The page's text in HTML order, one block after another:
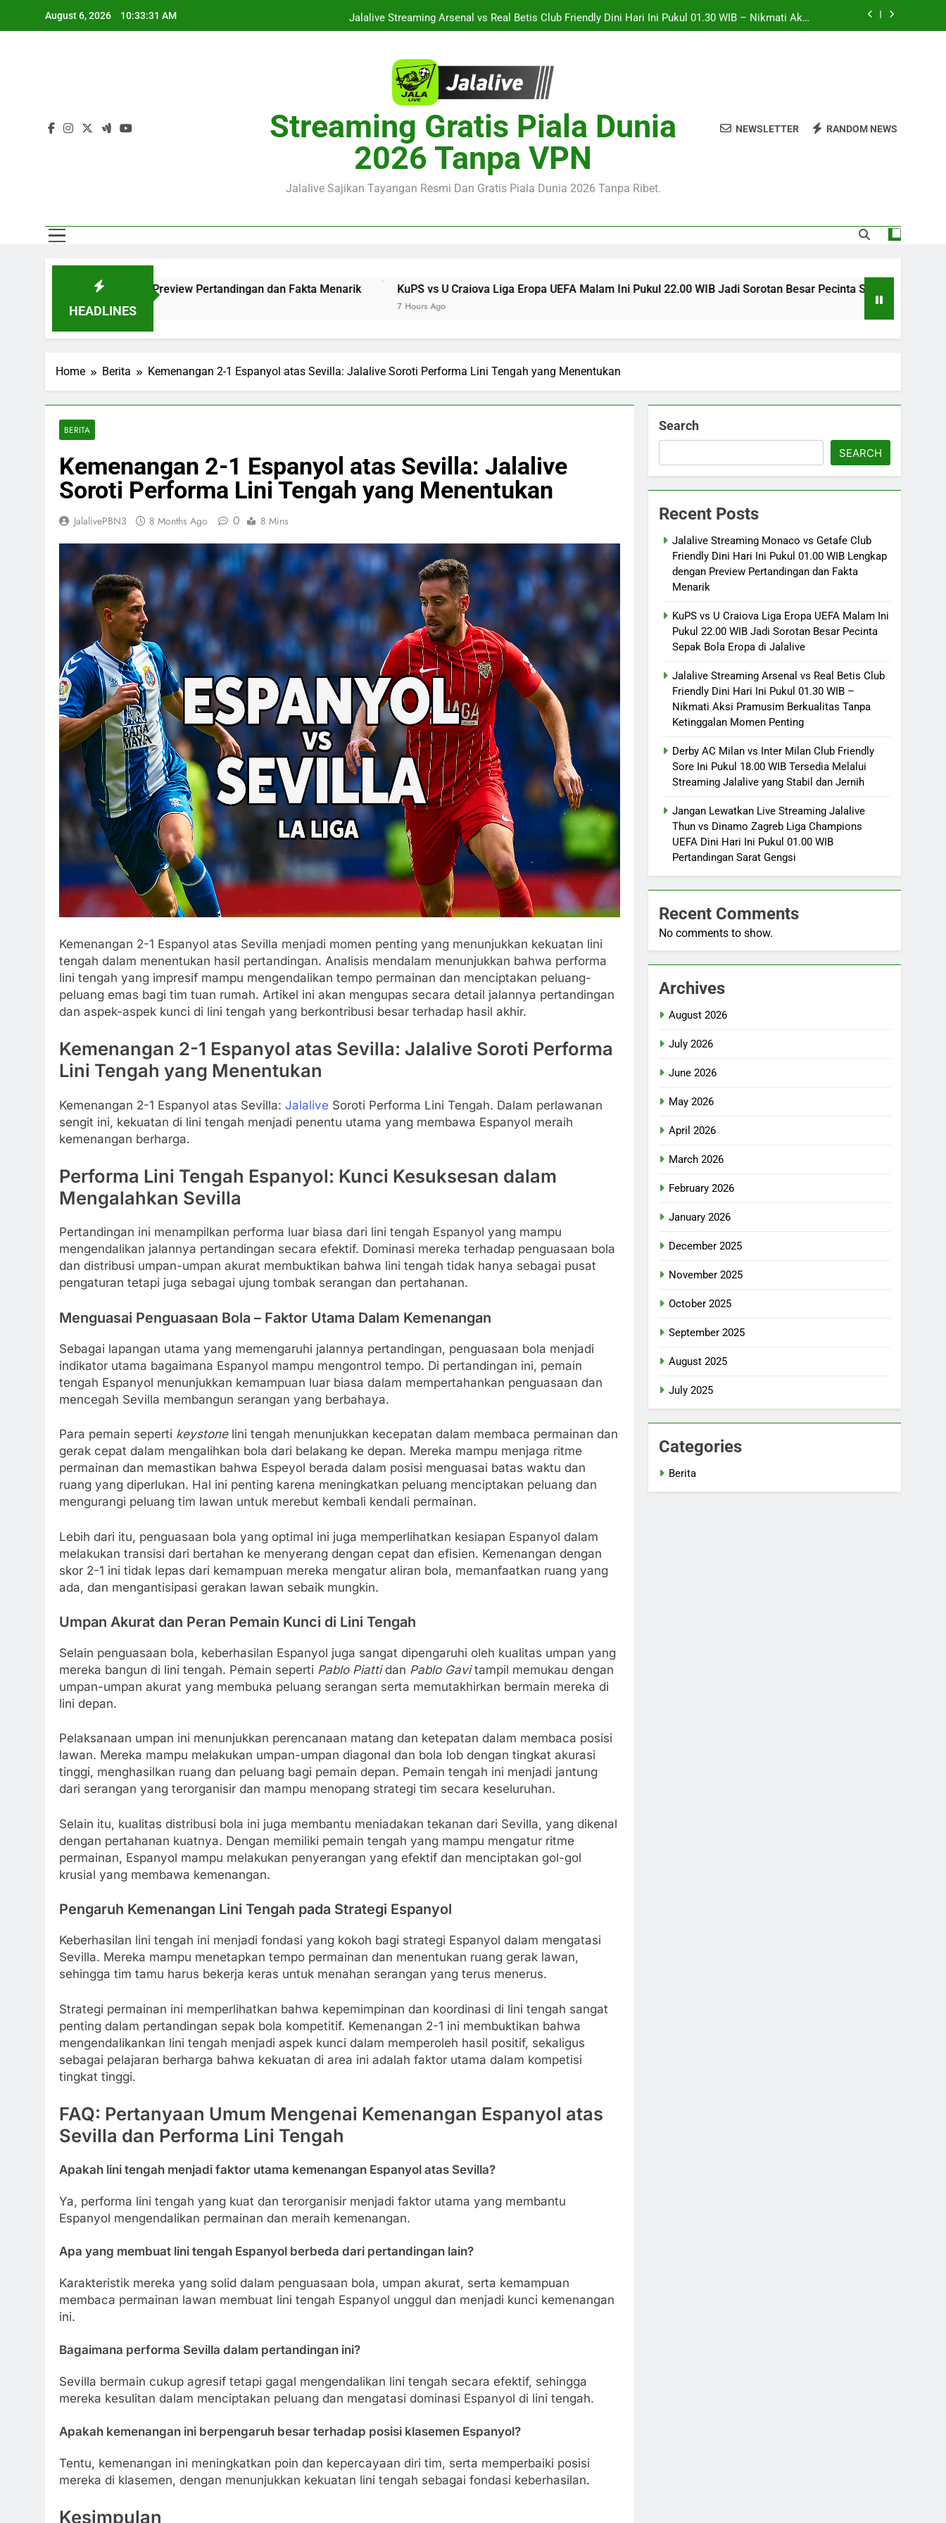
August 6, 2026 10:33:33 AM
Jalalive Streaming Arsenal vs Real Betis Club Friendly Dini Hari Ini Pukul 01.30 WIB – Nikmati Aksi
Pramusim Berkualitas Tanpa Ketinggalan Momen Penting
Jalalive Streaming Monaco vs Getafe Club Friendly Dini Hari Ini Pukul 01.00 WIB Lengkap dengan Preview
KuPS vs U Craiova Liga Eropa UEFA Malam Ini Pukul 22.00 WIB Jadi Sorotan Besar Pecinta Sepak Bola
Jalalive Streaming Arsenal vs Real Betis Club Friendly Dini Hari Ini Pukul 01.30 WIB – Nikmati Aksi
Pramusim Berkualitas Tanpa Ketinggalan Momen Penting
Derby AC Milan vs Inter Milan Club Friendly Sore Ini Pukul 18.00 WIB Tersedia Melalui Streaming Jalalive
Streaming Gratis Piala Dunia
2026 Tanpa VPN
Jalalive Sajikan Tayangan Resmi Dan Gratis Piala Dunia 2026 Tanpa Ribet.
NEWSLETTER RANDOM NEWS
HEADLINES
dengan Preview Pertandingan dan Fakta Menarik KuPS vs U Craiova Liga Eropa UEFA Malam Ini Pukul 22.00 WIB Jadi Sorotan Besar Pecinta Sepak Bola Eropa di Jalalive
Home Berita Kemenangan 2-1 Espanyol atas Sevilla: Jalalive Soroti Performa Lini Tengah yang Menentukan
BERITA
Kemenangan 2-1 Espanyol atas Sevilla: Jalalive
Soroti Performa Lini Tengah yang Menentukan
JalalivePBN3 8 Months Ago 0 8 Mins
Kemenangan 2-1 Espanyol atas Sevilla menjadi momen penting yang menunjukkan kekuatan lini
tengah dalam menentukan hasil pertandingan. Analisis mendalam menunjukkan bahwa performa
lini tengah yang impresif mampu mengendalikan tempo permainan dan menciptakan peluang-
peluang emas bagi tim tuan rumah. Artikel ini akan mengupas secara detail jalannya pertandingan
dan aspek-aspek kunci di lini tengah yang berkontribusi besar terhadap hasil akhir.
Kemenangan 2-1 Espanyol atas Sevilla: Jalalive Soroti Performa
Lini Tengah yang Menentukan
Kemenangan 2-1 Espanyol atas Sevilla: Jalalive Soroti Performa Lini Tengah. Dalam perlawanan
sengit ini, kekuatan di lini tengah menjadi penentu utama yang membawa Espanyol meraih
kemenangan berharga.
Performa Lini Tengah Espanyol: Kunci Kesuksesan dalam
Mengalahkan Sevilla
Pertandingan ini menampilkan performa luar biasa dari lini tengah Espanyol yang mampu
mengendalikan jalannya pertandingan secara efektif. Dominasi mereka terhadap penguasaan bola
dan distribusi umpan-umpan akurat membuktikan bahwa lini tengah tidak hanya sebagai pusat
pengaturan tetapi juga sebagai ujung tombak serangan dan pertahanan.
Menguasai Penguasaan Bola – Faktor Utama Dalam Kemenangan
Sebagai lapangan utama yang memengaruhi jalannya pertandingan, penguasaan bola menjadi
indikator utama bagaimana Espanyol mampu mengontrol tempo. Di pertandingan ini, pemain
tengah Espanyol menunjukkan kemampuan luar biasa dalam mempertahankan penguasaan dan
mencegah Sevilla membangun serangan yang berbahaya.
Para pemain seperti keystonelini tengah menunjukkan kecepatan dalam membaca permainan dan
gerak cepat dalam mengalihkan bola dari belakang ke depan. Mereka mampu menjaga ritme
permainan dan memastikan bahwa Espeyol berada dalam posisi menguasai batas waktu dan
ruang yang diperlukan. Hal ini penting karena meningkatkan peluang menciptakan peluang dan
mengurangi peluang tim lawan untuk merebut kembali kendali permainan.
Lebih dari itu, penguasaan bola yang optimal ini juga memperlihatkan kesiapan Espanyol dalam
melakukan transisi dari bertahan ke menyerang dengan cepat dan efisien. Kemenangan dengan
skor 2-1 ini tidak lepas dari kemampuan mereka mengatur aliran bola, memanfaatkan ruang yang
ada, dan mengantisipasi gerakan lawan sebaik mungkin.
Umpan Akurat dan Peran Pemain Kunci di Lini Tengah
Selain penguasaan bola, keberhasilan Espanyol juga sangat dipengaruhi oleh kualitas umpan yang
mereka bangun di lini tengah. Pemain seperti Pablo Piattidan Pablo Gavitampil memukau dengan
umpan-umpan akurat yang membuka peluang serangan serta memutakhirkan bermain mereka di
lini depan.
Pelaksanaan umpan ini menunjukkan perencanaan matang dan ketepatan dalam membaca posisi
lawan. Mereka mampu melakukan umpan-umpan diagonal dan bola lob dengan tingkat akurasi
tinggi, menghasilkan ruang dan peluang bagi pemain depan. Pemain tengah ini menjadi jantung
dari serangan yang terorganisir dan mampu menopang strategi tim secara keseluruhan.
Selain itu, kualitas distribusi bola ini juga membantu meniadakan tekanan dari Sevilla, yang dikenal
dengan pertahanan kuatnya. Dengan memiliki pemain tengah yang mampu mengatur ritme
permainan, Espanyol mampu melakukan penyerangan yang efektif dan menciptakan gol-gol
krusial yang membawa kemenangan.
Pengaruh Kemenangan Lini Tengah pada Strategi Espanyol
Keberhasilan lini tengah ini menjadi fondasi yang kokoh bagi strategi Espanyol dalam mengatasi
Sevilla. Mereka mampu menetapkan tempo permainan dan menentukan ruang gerak lawan,
sehingga tim tamu harus bekerja keras untuk menahan serangan yang terus menerus.
Strategi permainan ini memperlihatkan bahwa kepemimpinan dan koordinasi di lini tengah sangat
penting dalam pertandingan sepak bola kompetitif. Kemenangan 2-1 ini membuktikan bahwa
mengendalikankan lini tengah menjadi aspek kunci dalam memperoleh hasil positif, sekaligus
sebagai pelajaran berharga bahwa kekuatan di area ini adalah faktor utama dalam kompetisi
tingkat tinggi.
FAQ: Pertanyaan Umum Mengenai Kemenangan Espanyol atas
Sevilla dan Performa Lini Tengah
Apakah lini tengah menjadi faktor utama kemenangan Espanyol atas Sevilla?
Ya, performa lini tengah yang kuat dan terorganisir menjadi faktor utama yang membantu
Espanyol mengendalikan permainan dan meraih kemenangan.
Apa yang membuat lini tengah Espanyol berbeda dari pertandingan lain?
Karakteristik mereka yang solid dalam penguasaan bola, umpan akurat, serta kemampuan
membaca permainan lawan membuat lini tengah Espanyol unggul dan menjadi kunci kemenangan
ini.
Bagaimana performa Sevilla dalam pertandingan ini?
Sevilla bermain cukup agresif tetapi gagal mengendalikan lini tengah secara efektif, sehingga
mereka kesulitan dalam menciptakan peluang dan mengatasi dominasi Espanyol di lini tengah.
Apakah kemenangan ini berpengaruh besar terhadap posisi klasemen Espanyol?
Tentu, kemenangan ini meningkatkan poin dan kepercayaan diri tim, serta memperbaiki posisi
mereka di klasemen, dengan menunjukkan kekuatan lini tengah sebagai fondasi keberhasilan.
Kesimpulan
Search
SEARCH
Recent Posts
Jalalive Streaming Monaco vs Getafe Club
Friendly Dini Hari Ini Pukul 01.00 WIB Lengkap
dengan Preview Pertandingan dan Fakta
Menarik
KuPS vs U Craiova Liga Eropa UEFA Malam Ini
Pukul 22.00 WIB Jadi Sorotan Besar Pecinta
Sepak Bola Eropa di Jalalive
Jalalive Streaming Arsenal vs Real Betis Club
Friendly Dini Hari Ini Pukul 01.30 WIB –
Nikmati Aksi Pramusim Berkualitas Tanpa
Ketinggalan Momen Penting
Derby AC Milan vs Inter Milan Club Friendly
Sore Ini Pukul 18.00 WIB Tersedia Melalui
Streaming Jalalive yang Stabil dan Jernih
Jangan Lewatkan Live Streaming Jalalive
Thun vs Dinamo Zagreb Liga Champions
UEFA Dini Hari Ini Pukul 01.00 WIB
Pertandingan Sarat Gengsi
Recent Comments
No comments to show.
Archives
August 2026
July 2026
June 2026
May 2026
April 2026
March 2026
February 2026
January 2026
December 2025
November 2025
October 2025
September 2025
August 2025
July 2025
Categories
Berita